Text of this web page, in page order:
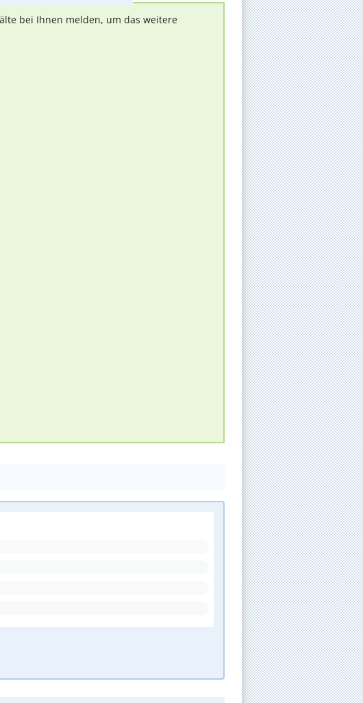
bei Ihnen melden, um das weitere